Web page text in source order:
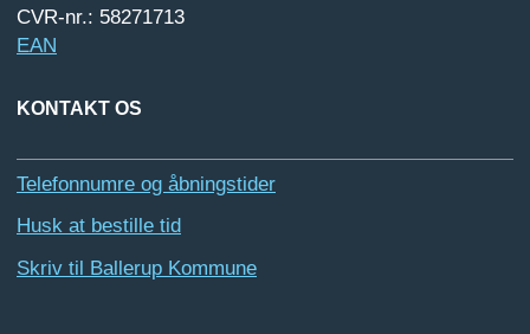
CVR-nr.: 58271713
EAN
KONTAKT OS
Telefonnumre og åbningstider
Husk at bestille tid
Skriv til Ballerup Kommune